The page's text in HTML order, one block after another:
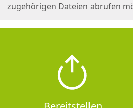
zugehörigen Dateien abrufen